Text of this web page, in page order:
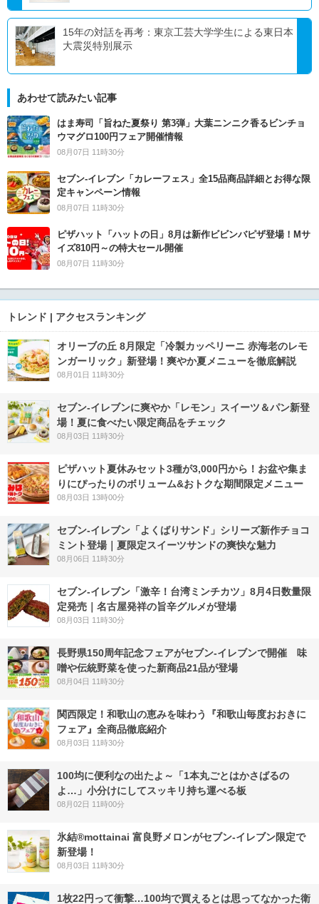
15年の対話を再考：東京工芸大学学生による東日本
大震災特別展示
あわせて読みたい記事
はま寿司「旨ねた夏祭り 第3弾」大葉ニンニク香るビンチョ
ウマグロ100円フェア開催情報
08月07日 11時30分
セブン‐イレブン「カレーフェス」全15品商品詳細とお得な限
定キャンペーン情報
08月07日 11時30分
ピザハット「ハットの日」8月は新作ビビンバピザ登場！Mサ
イズ810円～の特大セール開催
08月07日 11時30分
トレンド | アクセスランキング
オリーブの丘 8月限定「冷製カッペリーニ 赤海老のレモ
ンガーリック」新登場！爽やか夏メニューを徹底解説
08月01日 11時30分
セブン‐イレブンに爽やか「レモン」スイーツ＆パン新登
場！夏に食べたい限定商品をチェック
08月03日 11時30分
ピザハット夏休みセット3種が3,000円から！お盆や集ま
りにぴったりのボリューム&おトクな期間限定メニュー
08月03日 13時00分
セブン‐イレブン「よくばりサンド」シリーズ新作チョコ
ミント登場｜夏限定スイーツサンドの爽快な魅力
08月06日 11時30分
セブン-イレブン「激辛！台湾ミンチカツ」8月4日数量限
定発売｜名古屋発祥の旨辛グルメが登場
08月03日 11時30分
長野県150周年記念フェアがセブン-イレブンで開催 味
噌や伝統野菜を使った新商品21品が登場
08月04日 11時30分
関西限定！和歌山の恵みを味わう『和歌山毎度おおきに
フェア』全商品徹底紹介
08月03日 11時30分
100均に便利なの出たよ～「1本丸ごとはかさばるの
よ…」小分けにしてスッキリ持ち運べる板
08月02日 11時00分
氷結®mottainai 富良野メロンがセブン‐イレブン限定で
新登場！
08月03日 11時30分
1枚22円って衝撃…100均で買えるとは思ってなかった衛